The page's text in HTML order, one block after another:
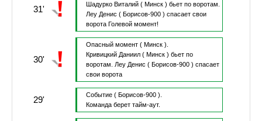
31'
Шадурко Виталий( Минск ) бьет по воротам.
Леу Денис ( Борисов-900 ) спасает свои
ворота Голевой момент!
30'
Опасный момент ( Минск ).
Кривицкий Даниил( Минск ) бьет по
воротам.
Леу Денис ( Борисов-900 ) спасает
свои ворота
29' Событие ( Борисов-900 ).
Команда берет тайм-аут.